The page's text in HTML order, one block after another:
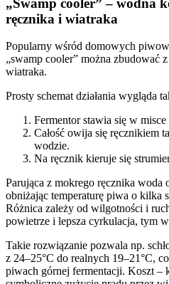
ręcznika i wiatraka
Popularny wśród domowych
„swamp cooler” można zbudować
wiatraka.
Prosty schemat działania wygląda
Fermentor stawia się w
Całość owija się ręcznikiem
wodzie.
Na ręcznik kieruje się
Parująca z mokrego ręcznika woda
obniżając temperaturę piwa o kilka
Różnica zależy od wilgotności i
powietrze i lepsza cyrkulacja, tym
Takie rozwiązanie pozwala np.
z 24–25°C do realnych 19–21°C,
piwach górnej fermentacji. Koszt